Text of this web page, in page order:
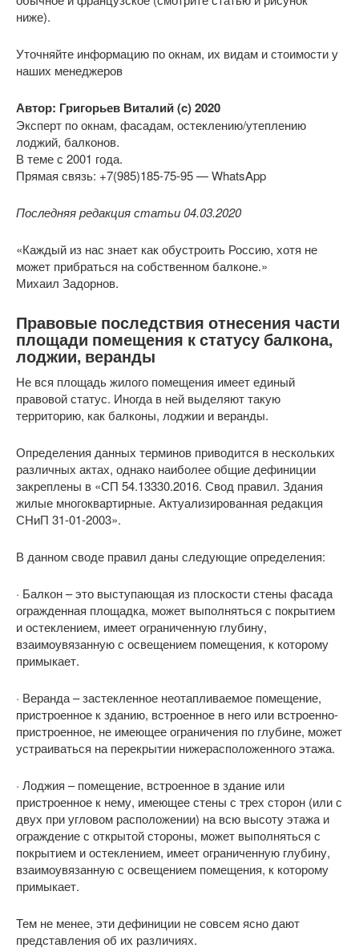
ниже).
Уточняйте информацию по окнам, их видам и стоимости у
наших менеджеров
Автор: Григорьев Виталий (c) 2020
Эксперт по окнам, фасадам, остеклению/утеплению
лоджий, балконов.
В теме с 2001 года.
Прямая связь: +7(985)185-75-95 — WhatsApp
Последняя редакция статьи 04.03.2020
«Каждый из нас знает как обустроить Россию, хотя не
может прибраться на собственном балконе.»
Михаил Задорнов.
Правовые последствия отнесения части
площади помещения к статусу балкона,
лоджии, веранды
Не вся площадь жилого помещения имеет единый
правовой статус. Иногда в ней выделяют такую
территорию, как балконы, лоджии и веранды.
Определения данных терминов приводится в нескольких
различных актах, однако наиболее общие дефиниции
закреплены в «СП 54.13330.2016. Свод правил. Здания
жилые многоквартирные. Актуализированная редакция
СНиП 31-01-2003».
В данном своде правил даны следующие определения:
· Балкон – это выступающая из плоскости стены фасада
огражденная площадка, может выполняться с покрытием
и остеклением, имеет ограниченную глубину,
взаимоувязанную с освещением помещения, к которому
примыкает.
· Веранда – застекленное неотапливаемое помещение,
пристроенное к зданию, встроенное в него или встроенно-
пристроенное, не имеющее ограничения по глубине, может
устраиваться на перекрытии нижерасположенного этажа.
· Лоджия – помещение, встроенное в здание или
пристроенное к нему, имеющее стены с трех сторон (или с
двух при угловом расположении) на всю высоту этажа и
ограждение с открытой стороны, может выполняться с
покрытием и остеклением, имеет ограниченную глубину,
взаимоувязанную с освещением помещения, к которому
примыкает.
Тем не менее, эти дефиниции не совсем ясно дают
представления об их различиях.